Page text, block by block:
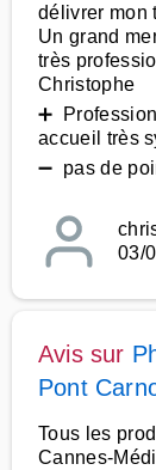
délivrer mon
Un grand
très
Christophe
➕
accueil très
➖ pas de
03/
Avis sur
Pont
Tous les
Cannes-